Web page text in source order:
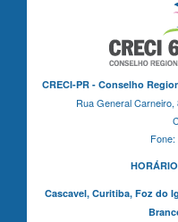
CRECI-PR - Conselho
Rua General
Cascavel, Curitiba,Foz do